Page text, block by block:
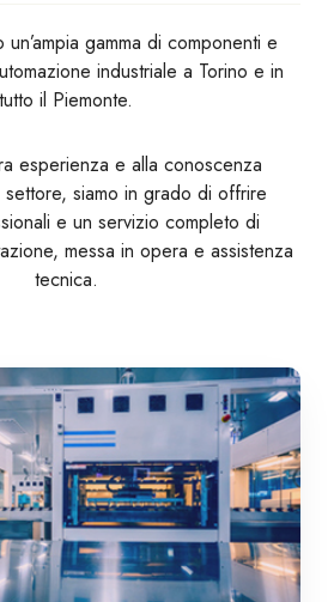
gamma di componenti e
industriale a Torino e in
tutto il Piemonte.
esperienza e alla conoscenza
siamo in grado di offrire
e un servizio completo di
messa in opera e assistenza
tecnica.